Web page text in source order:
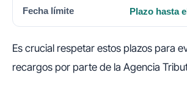
Plazo hasta
Es crucial respetar estos plazos para
recargos por parte de la Agencia